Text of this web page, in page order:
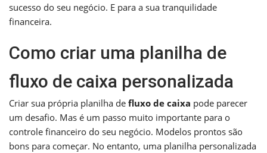
sucesso do seu negócio. E para a sua tranquilidade
financeira.
Como criar uma planilha de
fluxo de caixa personalizada
Criar sua própria planilha de fluxo de caixa pode parecer
um desafio. Mas é um passo muito importante para o
controle financeiro do seu negócio. Modelos prontos são
bons para começar. No entanto, uma planilha personalizada